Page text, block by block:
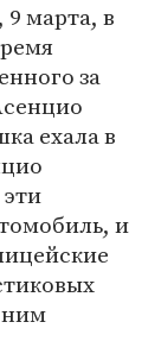
марта, в
за
ехала в
и
ним